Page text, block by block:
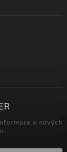
o nových